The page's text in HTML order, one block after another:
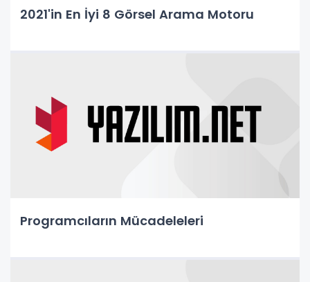
2021'in En İyi 8 Görsel Arama Motoru
Programcıların Mücadeleleri